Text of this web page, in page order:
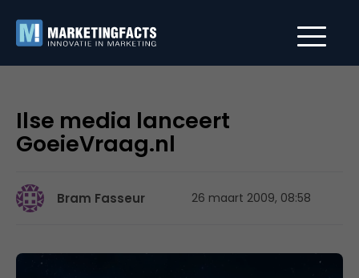
Ilse media lanceert
GoeieVraag.nl
Bram Fasseur 26 maart 2009, 08:58